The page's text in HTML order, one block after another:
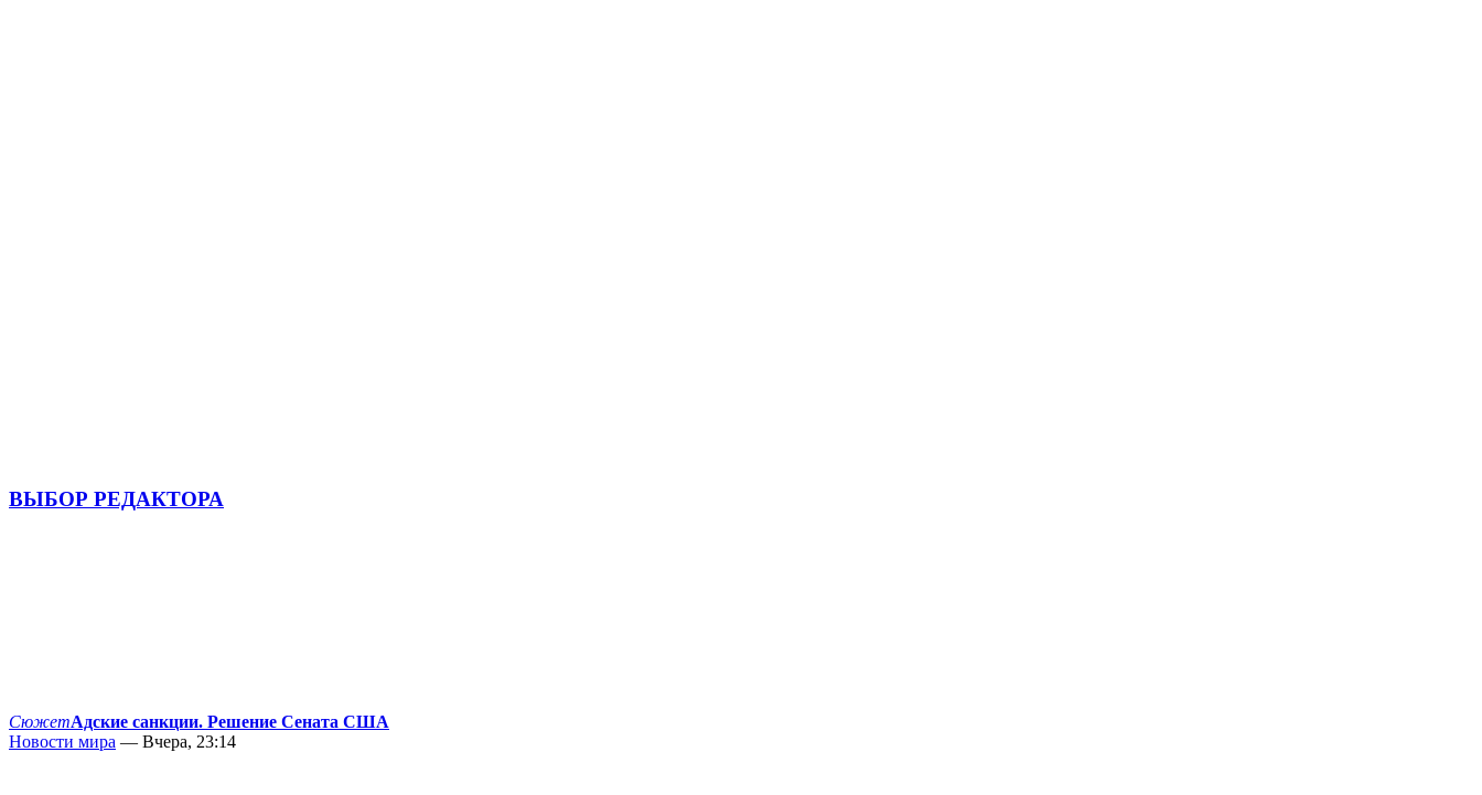
ВЫБОР РЕДАКТОРА
СюжетАдские санкции. Решение Сената США
Новости мира — Вчера, 23:14